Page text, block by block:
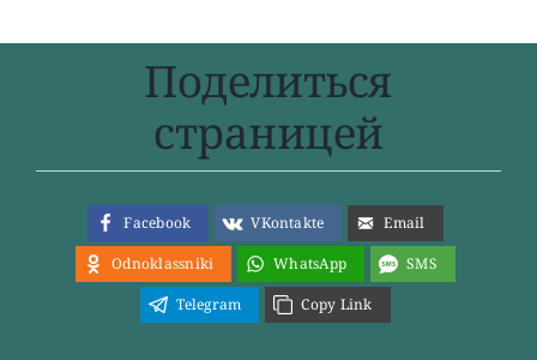
Поделиться
страницей
Facebook VKontakte
Email
Odnoklassniki
WhatsApp
SMS
Telegram
Copy Link